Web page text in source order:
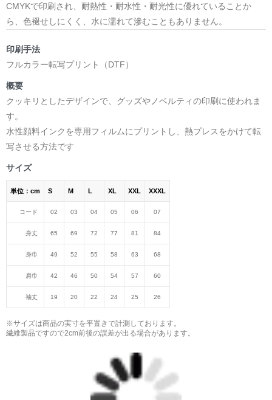
CMYKで印刷され、耐熱性・耐水性・耐光性に優れていることか
ら、色褪せしにくく、水に濡れて滲むこともありません。
印刷手法
フルカラー転写プリント（DTF）
概要
クッキリとしたデザインで、グッズやノベルティの印刷に使われま
す。
水性顔料インクを専用フィルムにプリントし、熱プレスをかけて転
写させる方法です
サイズ
単位：cm S M L XL XXL XXXL
コード 02 03 04 05 06 07
身丈 65 69 72 77 81 84
身巾 49 52 55 58 63 68
肩巾 42 46 50 54 57 60
袖丈 19 20 22 24 25 26
※サイズは商品の実寸を平置きで計測しております。
繊維製品ですので2cm前後の誤差が出る場合があります。